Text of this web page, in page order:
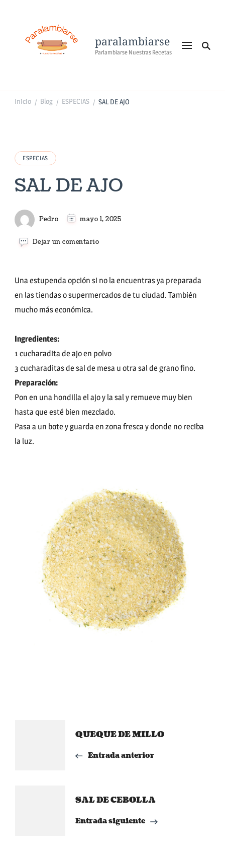
paralambiarse
Parlambiarse Nuestras Recetas
Inicio / Blog / ESPECIAS / SAL DE AJO
ESPECIAS
SAL DE AJO
Pedro mayo 1, 2025
Dejar un comentarioen
Una estupenda opción si no la encuentras ya preparada
en las tiendas o supermercados de tu ciudad. También
mucho más económica.
Ingredientes:
1 cucharadita de ajo en polvo
3 cucharaditas de sal de mesa u otra sal de grano fino.
Preparación:
Pon en una hondilla el ajo y la sal y remueve muy bien
hasta que esté bien mezclado.
Pasa a un bote y guarda en zona fresca y donde no reciba
la luz.
Navegación
QUEQUE DE MILLO
Entrada anterior
SAL DE CEBOLLA
Entrada siguiente